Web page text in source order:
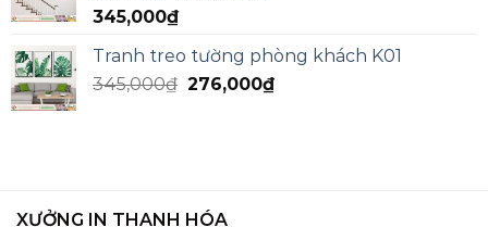
345,000₫
Tranh treo tường phòng khách K01
345,000₫ 276,000₫
XƯỞNG IN THANH HÓA